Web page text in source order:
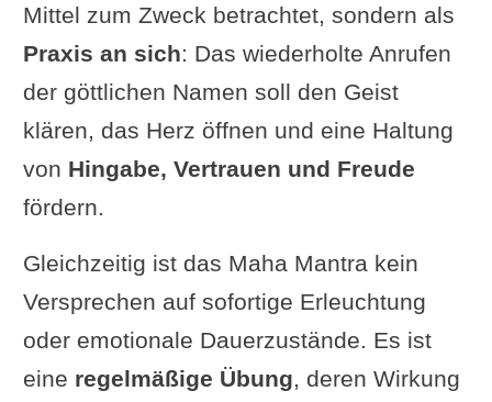
Mittel zum Zweck betrachtet, sondern als
Praxis an sich: Das wiederholte Anrufen
der göttlichen Namen soll den Geist
klären, das Herz öffnen und eine Haltung
von Hingabe, Vertrauen und Freude
fördern.
Gleichzeitig ist das Maha Mantra kein
Versprechen auf sofortige Erleuchtung
oder emotionale Dauerzustände. Es ist
eine regelmäßige Übung, deren Wirkung